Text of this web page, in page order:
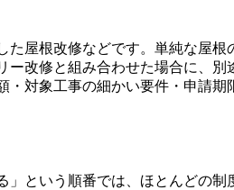
屋根改修などです。単純な屋
改修と組み合わせた場合に、別
対象工事の細かい要件・申請
という順番では、ほとんどの